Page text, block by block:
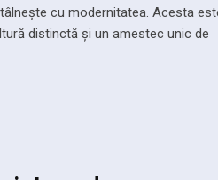
cu modernitatea. Acesta
distinctă și un amestec unic de